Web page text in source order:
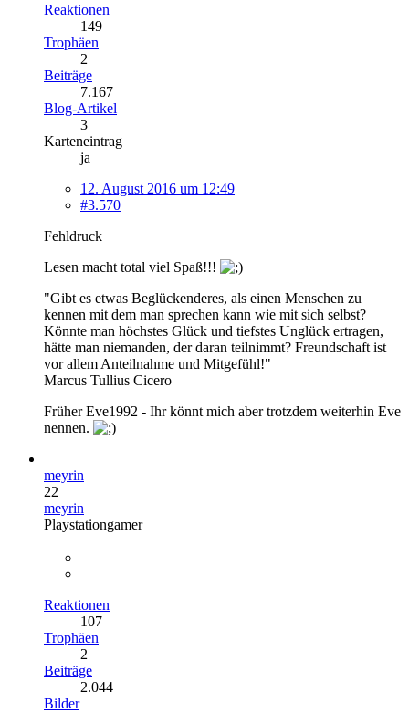
Reaktionen
149
Trophäen
2
Beiträge
7.167
Blog-Artikel
3
Karteneintrag
ja
12. August 2016 um 12:49
#3.570
Fehldruck
Lesen macht total viel Spaß!!!
"Gibt es etwas Beglückenderes, als einen Menschen zu
kennen mit dem man sprechen kann wie mit sich selbst?
Könnte man höchstes Glück und tiefstes Unglück ertragen,
hätte man niemanden, der daran teilnimmt? Freundschaft ist
vor allem Anteilnahme und Mitgefühl!"
Marcus Tullius Cicero
Früher Eve1992 - Ihr könnt mich aber trotzdem weiterhin Eve
nennen.
meyrin
22
meyrin
Playstationgamer
Reaktionen
107
Trophäen
2
Beiträge
2.044
Bilder